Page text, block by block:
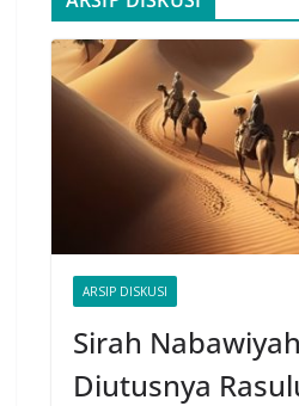
ARSIP DISKUSI
Sirah
Diutusnya